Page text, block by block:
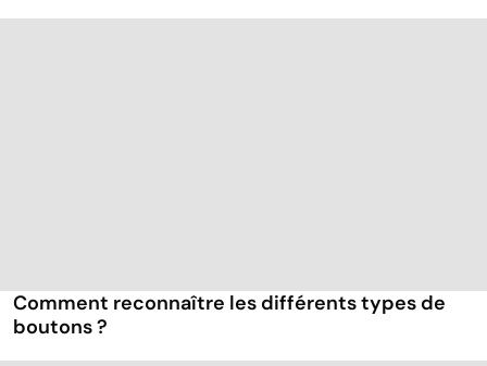
Comment reconnaître les différents types de
boutons ?